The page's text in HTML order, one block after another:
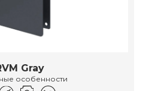
Gray
особенности